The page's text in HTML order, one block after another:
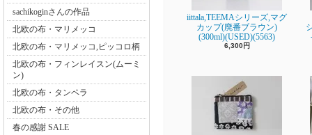
sachikoginさんの作品
北欧の布・マリメッコ
北欧の布・マリメッコ,ピッコロ柄
北欧の布・フィンレイスン(ムーミ
ン)
北欧の布・タンペラ
北欧の布・その他
春の感謝 SALE
iittala,TEEMAシリーズ,マグ
カップ(廃番ブラウン)
(300ml)(USED)(5563)
6,300円